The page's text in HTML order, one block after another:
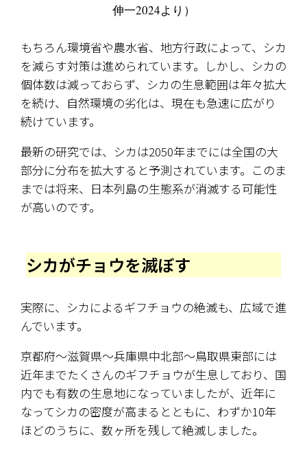
伸一2024より）
もちろん環境省や農水省、地方行政によって、シカ
を減らす対策は進められています。しかし、シカの
個体数は減っておらず、シカの生息範囲は年々拡大
を続け、自然環境の劣化は、現在も急速に広がり
続けています。
最新の研究では、シカは2050年までには全国の大
部分に分布を拡大すると予測されています。このま
までは将来、日本列島の生態系が消滅する可能性
が高いのです。
シカがチョウを滅ぼす
実際に、シカによるギフチョウの絶滅も、広域で進
んでいます。
京都府～滋賀県～兵庫県中北部～鳥取県東部には
近年までたくさんのギフチョウが生息しており、国
内でも有数の生息地になっていましたが、近年に
なってシカの密度が高まるとともに、わずか10年
ほどのうちに、数ヶ所を残して絶滅しました。